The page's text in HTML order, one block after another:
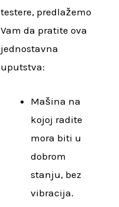
testere, predlažemo
Vam da pratite ova
jednostavna
uputstva:
Mašina na
kojoj radite
mora biti u
dobrom
stanju, bez
vibracija.